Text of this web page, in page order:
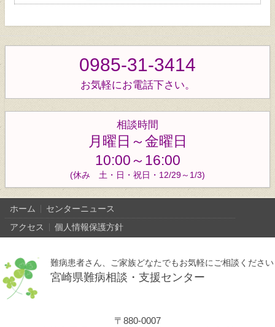
0985-31-3414
お気軽にお電話下さい。
相談時間
月曜日～金曜日
10:00～16:00
(休み 土・日・祝日・12/29～1/3)
ホーム
センターニュース
アクセス
個人情報保護方針
難病患者さん、ご家族どなたでもお気軽にご相談ください
宮崎県難病相談・支援センター
〒880-0007